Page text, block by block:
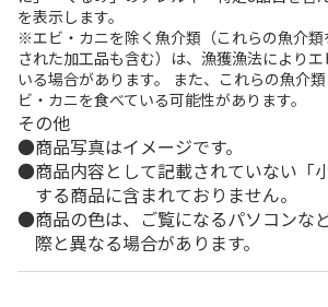
を表示します。
※エビ・カニを除く魚介類（これらの魚介
された加工品も含む）は、漁獲漁法により
いる場合があります。 また、これらの魚介
ビ・カニを食べている可能性があります。
その他
商品写真はイメージです。
商品内容として記載されていない「
する商品に含まれておりません。
商品の色は、ご覧になるパソコンな
際と異なる場合があります。